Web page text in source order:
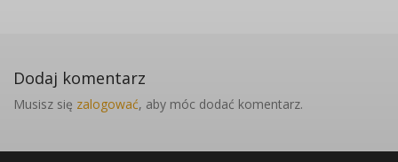
Dodaj komentarz
Musisz się zalogować, aby móc dodać komentarz.